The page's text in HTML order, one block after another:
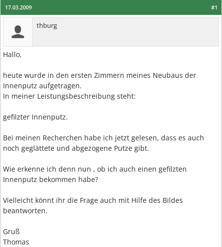
#1
17.03.2009
thburg
Hallo,
heute wurde in den ersten Zimmern meines Neubaus der
Innenputz aufgetragen.
In meiner Leistungsbeschreibung steht:
gefilzter Innenputz.
Bei meinen Recherchen habe ich jetzt gelesen, dass es auch
noch geglättete und abgezogene Putze gibt.
Wie erkenne ich denn nun , ob ich auch einen gefilzten
Innenputz bekommen habe?
Vielleicht könnt ihr die Frage auch mit Hilfe des Bildes
beantworten.
Gruß
Thomas